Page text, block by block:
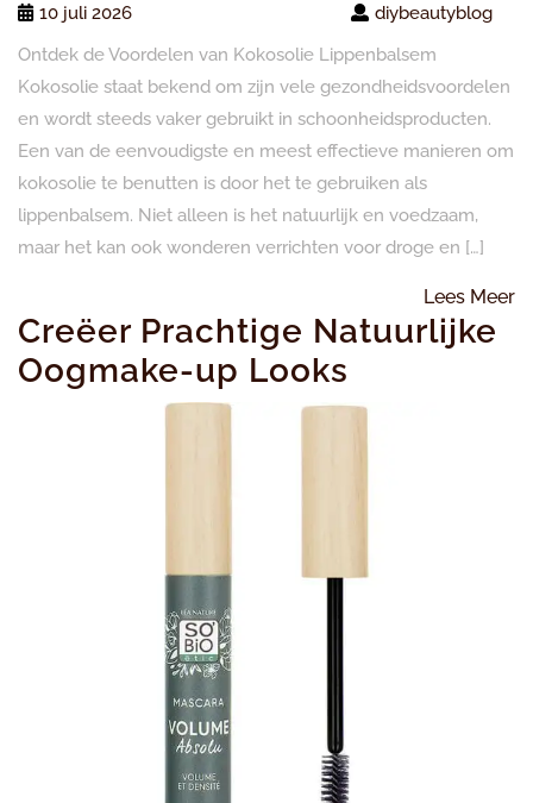
10 juli 2026
diybeautyblog
Ontdek de Voordelen van Kokosolie Lippenbalsem
Kokosolie staat bekend om zijn vele gezondheidsvoordelen
en wordt steeds vaker gebruikt in schoonheidsproducten.
Een van de eenvoudigste en meest effectieve manieren om
kokosolie te benutten is door het te gebruiken als
lippenbalsem. Niet alleen is het natuurlijk en voedzaam,
maar het kan ook wonderen verrichten voor droge en […]
Lees Meer
Creëer Prachtige Natuurlijke
Oogmake-up Looks